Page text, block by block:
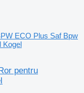
ECO Plus Saf Bpw
Kogel
pentru